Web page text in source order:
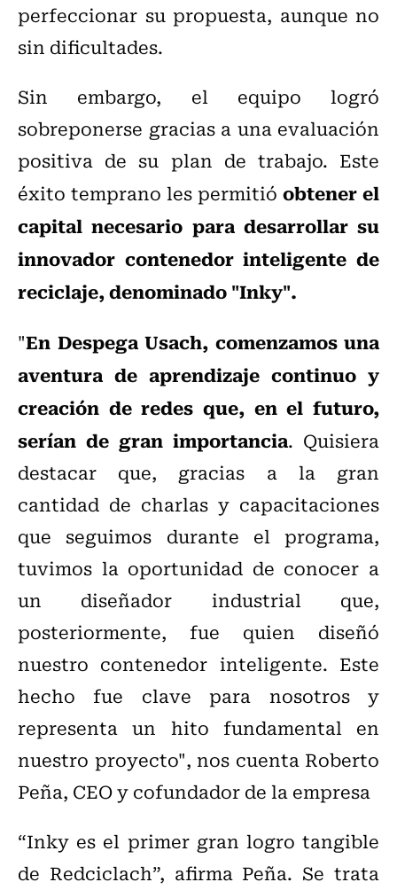
perfeccionar su propuesta, aunque no
sin dificultades.
Sin embargo, el equipo logró
sobreponerse gracias a una evaluación
positiva de su plan de trabajo. Este
éxito temprano les permitió obtener el
capital necesario para desarrollar su
innovador contenedor inteligente de
reciclaje, denominado "Inky".
"En Despega Usach, comenzamos una
aventura de aprendizaje continuo y
creación de redes que, en el futuro,
serían de gran importancia. Quisiera
destacar que, gracias a la gran
cantidad de charlas y capacitaciones
que seguimos durante el programa,
tuvimos la oportunidad de conocer a
un diseñador industrial que,
posteriormente, fue quien diseñó
nuestro contenedor inteligente. Este
hecho fue clave para nosotros y
representa un hito fundamental en
nuestro proyecto", nos cuenta Roberto
Peña, CEO y cofundador de la empresa
“Inky es el primer gran logro tangible
de Redciclach”, afirma Peña. Se trata